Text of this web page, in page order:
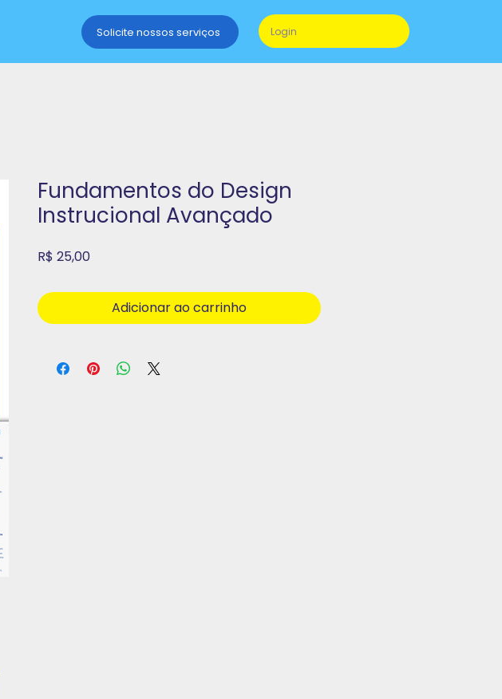
Solicite nossos serviços Login
Fundamentos do Design
Instrucional Avançado
R$ 25,00Preço
Adicionar ao carrinho